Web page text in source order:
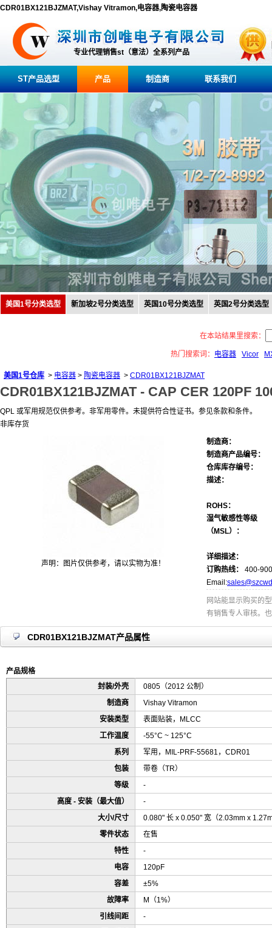
CDR01BX121BJZMAT,Vishay Vitramon,电容器,陶瓷电容器
专业代理销售st（意法）全系列产品
ST产品选型 产品 制造商 联系我们
美国1号分类选型 新加坡2号分类选型 英国10号分类选型 英国2号分类选型
在本站结果里搜索：
热门搜索词： 电容器 Vicor
美国1号仓库 > 电容器 > 陶瓷电容器 > CDR01BX121BJZMAT
CDR01BX121BJZMAT - CAP CER 120PF
QPL 或军用规范仅供参考。非军用零件。未提供符合性证书。参见条款和条件。
非库存货
声明：图片仅供参考，请以实物为准！
制造商：
制造商产品编号：
仓库库存编号：
描述：
ROHS：
湿气敏感性等级
（MSL）：
详细描述：
订购热线：
400-
Email:
网站能显示购买的
有销售专人审核。
CDR01BX121BJZMAT产品属性
产品规格
封装/外壳
0805（2012 公制）
制造商
Vishay Vitramon
安装类型
表面贴装，MLCC
工作温度
-55°C ~ 125°C
系列
军用，MIL-PRF-55681，CDR01
包装
带卷（TR）
等级
-
高度 - 安装（最大值）
-
大小/尺寸
0.080" 长 x 0.050" 宽（2.03mm x
零件状态
在售
特性
-
电容
120pF
容差
±5%
故障率
M（1%）
引线间距
-